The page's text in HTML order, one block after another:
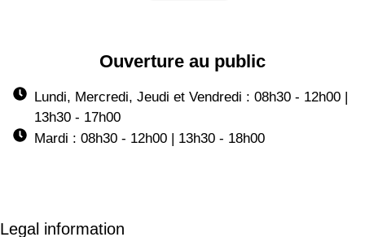
Ouverture au public
Lundi, Mercredi, Jeudi et Vendredi : 08h30 - 12h00 |
13h30 - 17h00
Mardi : 08h30 - 12h00 | 13h30 - 18h00
Legal information